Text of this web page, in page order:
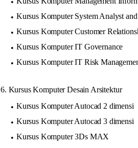
Kursus Komputer System Analyst
Kursus Komputer Customer
Kursus Komputer IT Governance
Kursus Komputer IT Risk
6. Kursus Komputer Desain Arsitektur
Kursus Komputer Autocad 2 dimensi
Kursus Komputer Autocad 3 dimensi
Kursus Komputer 3Ds MAX